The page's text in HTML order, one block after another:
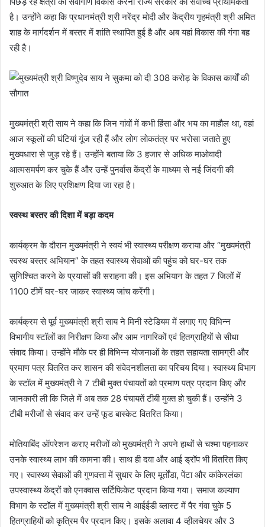
है। उन्होंने कहा कि प्रधानमंत्री श्री नरेंद्र मोदी और केंद्रीय गृहमंत्री श्री अमित
शाह के मार्गदर्शन में बस्तर में शांति स्थापित हुई है और अब यहां विकास की गंगा बह
रही है।
मुख्यमंत्री श्री साय ने कहा कि जिन गांवों में कभी हिंसा और भय का माहौल था, वहां
आज स्कूलों की घंटियां गूंज रही हैं और लोग लोकतंत्र पर भरोसा जताते हुए
मुख्यधारा से जुड़ रहे हैं। उन्होंने बताया कि 3 हजार से अधिक माओवादी
आत्मसमर्पण कर चुके हैं और उन्हें पुनर्वास केंद्रों के माध्यम से नई जिंदगी की
शुरुआत के लिए प्रशिक्षण दिया जा रहा है।
स्वस्थ बस्तर की दिशा में बड़ा कदम
कार्यक्रम के दौरान मुख्यमंत्री ने स्वयं भी स्वास्थ्य परीक्षण कराया और “मुख्यमंत्री
स्वस्थ बस्तर अभियान” के तहत स्वास्थ्य सेवाओं की पहुंच को घर-घर तक
सुनिश्चित करने के प्रयासों की सराहना की। इस अभियान के तहत 7 जिलों में
1100 टीमें घर-घर जाकर स्वास्थ्य जांच करेंगी।
कार्यक्रम से पूर्व मुख्यमंत्री श्री साय ने मिनी स्टेडियम में लगाए गए विभिन्न
विभागीय स्टॉलों का निरीक्षण किया और आम नागरिकों एवं हितग्राहियों से सीधा
संवाद किया। उन्होंने मौके पर ही विभिन्न योजनाओं के तहत सहायता सामग्री और
प्रमाण पत्र वितरित कर शासन की संवेदनशीलता का परिचय दिया। स्वास्थ्य विभाग
के स्टॉल में मुख्यमंत्री ने 7 टीबी मुक्त पंचायतों को प्रमाण पत्र प्रदान किए और
जानकारी ली कि जिले में अब तक 28 पंचायतें टीबी मुक्त हो चुकी हैं। उन्होंने 3
टीबी मरीजों से संवाद कर उन्हें फूड बास्केट वितरित किया।
मोतियाबिंद ऑपरेशन कराए मरीजों को मुख्यमंत्री ने अपने हाथों से चश्मा पहनाकर
उनके स्वास्थ्य लाभ की कामना की। साथ ही दवा और आई ड्रॉप भी वितरित किए
गए। स्वास्थ्य सेवाओं की गुणवत्ता में सुधार के लिए मूर्तोंडा, पेंटा और कांकेरलंका
उपस्वास्थ्य केंद्रों को एनक्वास सर्टिफिकेट प्रदान किया गया। समाज कल्याण
विभाग के स्टॉल में मुख्यमंत्री श्री साय ने आईईडी ब्लास्ट में पैर गंवा चुके 5
हितग्राहियों को कृत्रिम पैर प्रदान किए। इसके अलावा 4 व्हीलचेयर और 3